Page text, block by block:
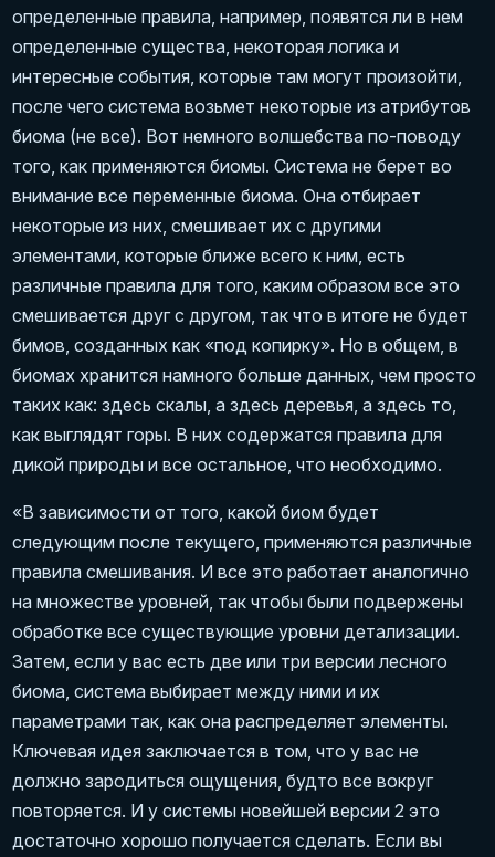
определенные правила, например, появятся ли в нем
определенные существа, некоторая логика и
интересные события, которые там могут произойти,
после чего система возьмет некоторые из атрибутов
биома (не все). Вот немного волшебства по-поводу
того, как применяются биомы. Система не берет во
внимание все переменные биома. Она отбирает
некоторые из них, смешивает их с другими
элементами, которые ближе всего к ним, есть
различные правила для того, каким образом все это
смешивается друг с другом, так что в итоге не будет
бимов, созданных как «под копирку». Но в общем, в
биомах хранится намного больше данных, чем просто
таких как: здесь скалы, а здесь деревья, а здесь то,
как выглядят горы. В них содержатся правила для
дикой природы и все остальное, что необходимо.
«В зависимости от того, какой биом будет
следующим после текущего, применяются различные
правила смешивания. И все это работает аналогично
на множестве уровней, так чтобы были подвержены
обработке все существующие уровни детализации.
Затем, если у вас есть две или три версии лесного
биома, система выбирает между ними и их
параметрами так, как она распределяет элементы.
Ключевая идея заключается в том, что у вас не
должно зародиться ощущения, будто все вокруг
повторяется. И у системы новейшей версии 2 это
достаточно хорошо получается сделать. Если вы